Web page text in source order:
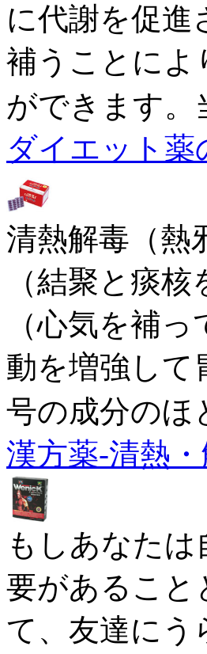
に代謝を促進
補うことによ
ができます
ダイエット薬
清熱解毒（熱
（結聚と痰
（心気を補
動を増強して
号の成分の
漢方薬-清熱
もしあなた
要があること
て、友達にう